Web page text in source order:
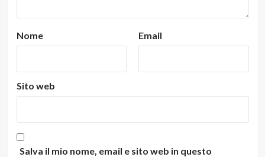
Nome Email
Sito web
Salva il mio nome, email e sito web in questo